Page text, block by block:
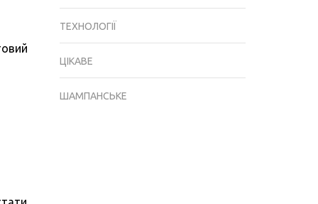
ТЕХНОЛОГІЇ
ЦІКАВЕ
ШАМПАНСЬКЕ